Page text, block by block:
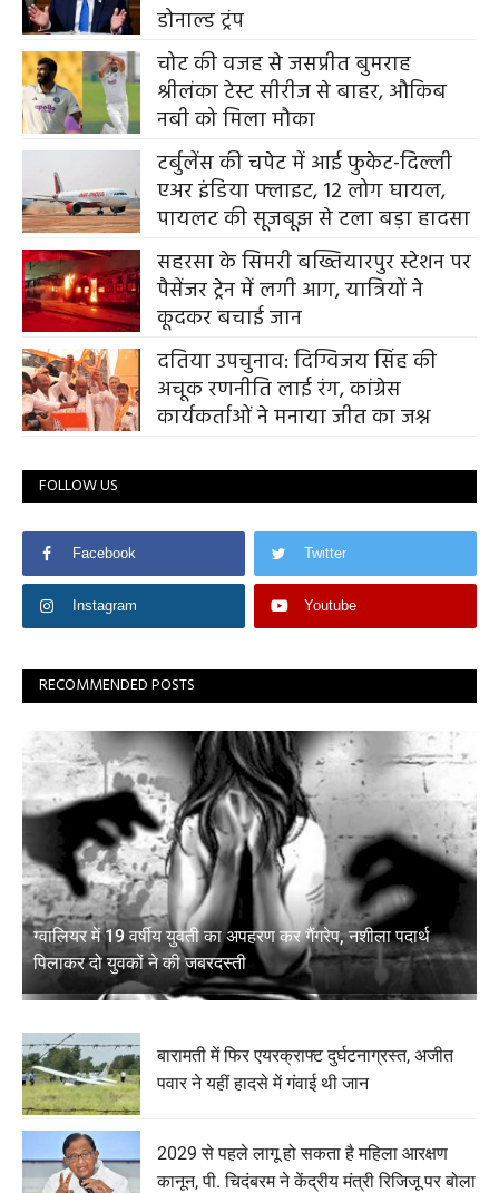
डोनाल्ड ट्रंप
चोट की वजह से जसप्रीत बुमराह
श्रीलंका टेस्ट सीरीज से बाहर, औकिब
नबी को मिला मौका
टर्बुलेंस की चपेट में आई फुकेट-दिल्ली
एअर इंडिया फ्लाइट, 12 लोग घायल,
पायलट की सूजबूझ से टला बड़ा हादसा
सहरसा के सिमरी बख्तियारपुर स्टेशन पर
पैसेंजर ट्रेन में लगी आग, यात्रियों ने
कूदकर बचाई जान
दतिया उपचुनाव: दिग्विजय सिंह की
अचूक रणनीति लाई रंग, कांग्रेस
कार्यकर्ताओं ने मनाया जीत का जश्न
FOLLOW US
Facebook Twitter
Instagram Youtube
RECOMMENDED POSTS
ग्वालियर में 19 वर्षीय युवती का अपहरण कर गैंगरेप, नशीला पदार्थ
पिलाकर दो युवकों ने की जबरदस्ती
बारामती में फिर एयरक्राफ्ट दुर्घटनाग्रस्त, अजीत
पवार ने यहीं हादसे में गंवाई थी जान
2029 से पहले लागू हो सकता है महिला आरक्षण
कानून, पी. चिदंबरम ने केंद्रीय मंत्री रिजिजू पर बोला